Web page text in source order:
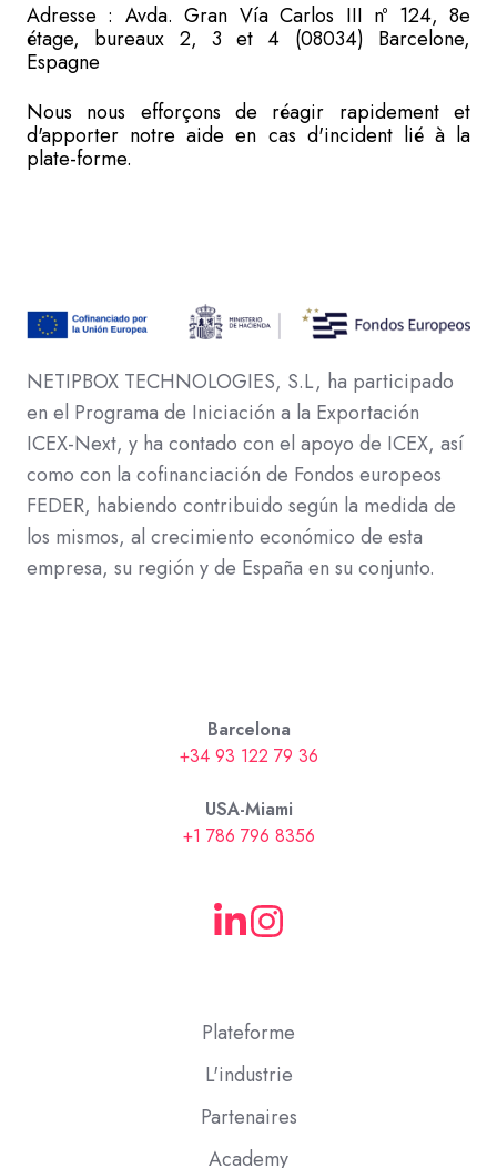
Adresse : Avda. Gran Vía Carlos III nº 124, 8e
étage, bureaux 2, 3 et 4 (08034) Barcelone,
Espagne
Nous nous efforçons de réagir rapidement et
d'apporter notre aide en cas d'incident lié à la
plate-forme.
NETIPBOX TECHNOLOGIES, S.L, ha participado
en el Programa de Iniciación a la Exportación
ICEX-Next, y ha contado con el apoyo de ICEX, así
como con la cofinanciación de Fondos europeos
FEDER, habiendo contribuido según la medida de
los mismos, al crecimiento económico de esta
empresa, su región y de España en su conjunto.
Barcelona
+34 93 122 79 36
USA-Miami
+1 786 796 8356
Plateforme
L'industrie
Partenaires
Academy